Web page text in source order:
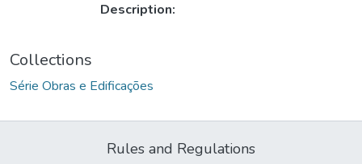
Description:
Collections
Série Obras e Edificações
Rules and Regulations